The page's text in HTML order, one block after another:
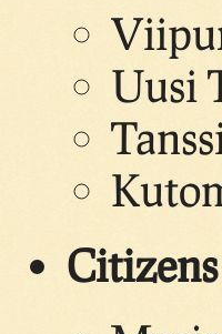
Uusi
Citizens